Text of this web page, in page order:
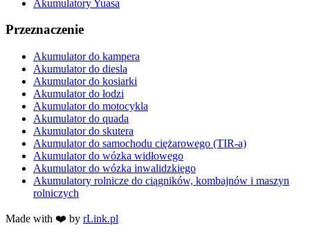
Akumulatory Yuasa
Przeznaczenie
Akumulator do kampera
Akumulator do diesla
Akumulator do kosiarki
Akumulator do łodzi
Akumulator do motocykla
Akumulator do quada
Akumulator do skutera
Akumulator do samochodu ciężarowego (TIR-a)
Akumulator do wózka widłowego
Akumulator do wózka inwalidzkiego
Akumulatory rolnicze do ciągników, kombajnów i maszyn
rolniczych
Made with ❤️ by rLink.pl